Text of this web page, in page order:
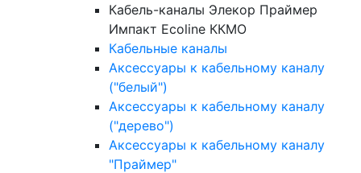
Кабель-каналы Элекор Праймер
Импакт Ecoline ККМО
Кабельные каналы
Аксессуары к кабельному каналу
("белый")
Аксессуары к кабельному каналу
("дерево")
Аксессуары к кабельному каналу
"Праймер"